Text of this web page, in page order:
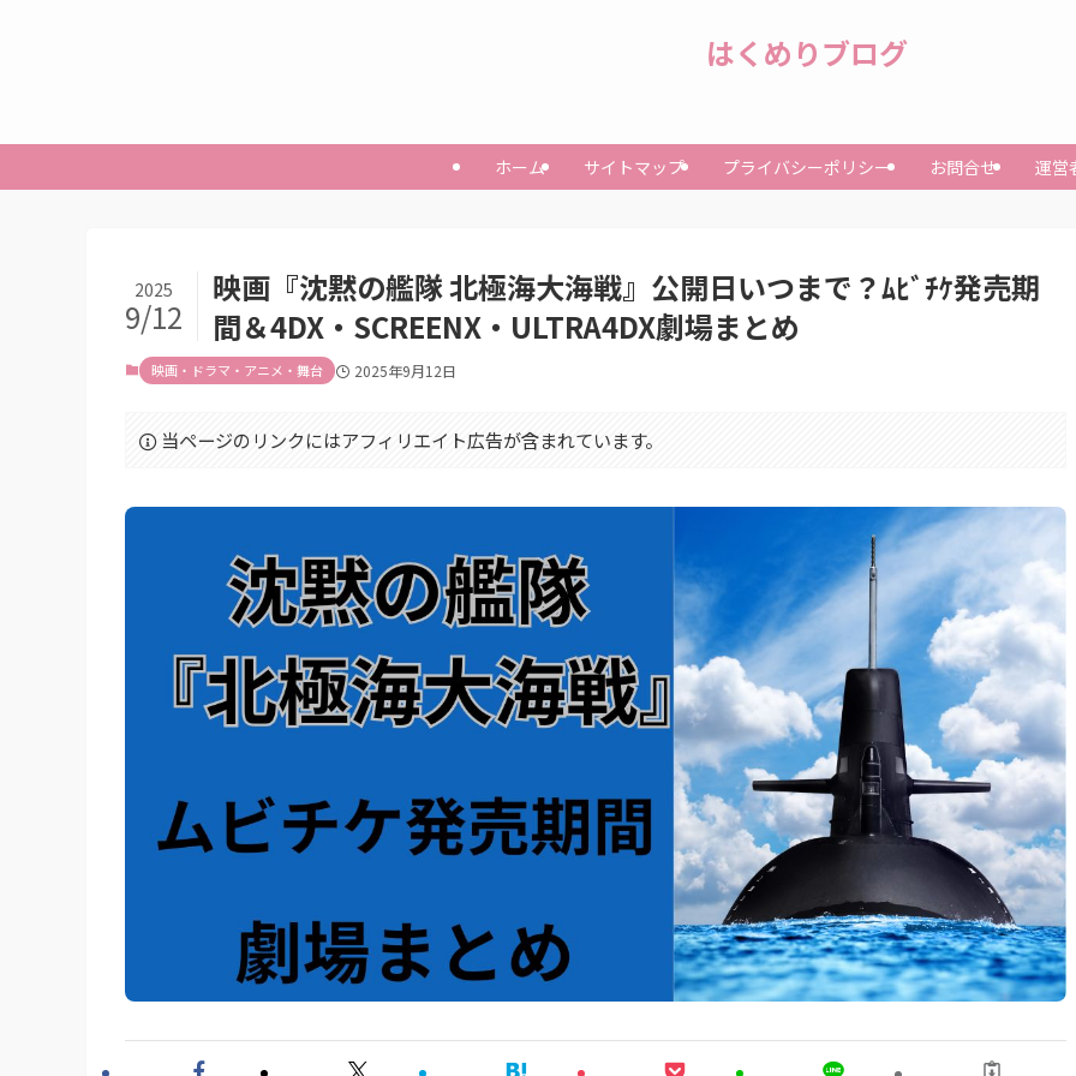
はくめりブログ
ホーム サイトマップ プライバシーポリシー お問合せ 運営
映画『沈黙の艦隊 北極海大海戦』公開日いつまで？ﾑﾋﾞﾁｹ発売期
間＆4DX・SCREENX・ULTRA4DX劇場まとめ
2025
9/12
映画・ドラマ・アニメ・舞台 2025年9月12日
当ページのリンクにはアフィリエイト広告が含まれています。